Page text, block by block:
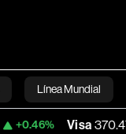
Línea Mundial
Bloomberg
Visa 370.47